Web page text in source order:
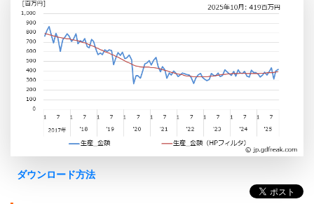
ダウンロード方法